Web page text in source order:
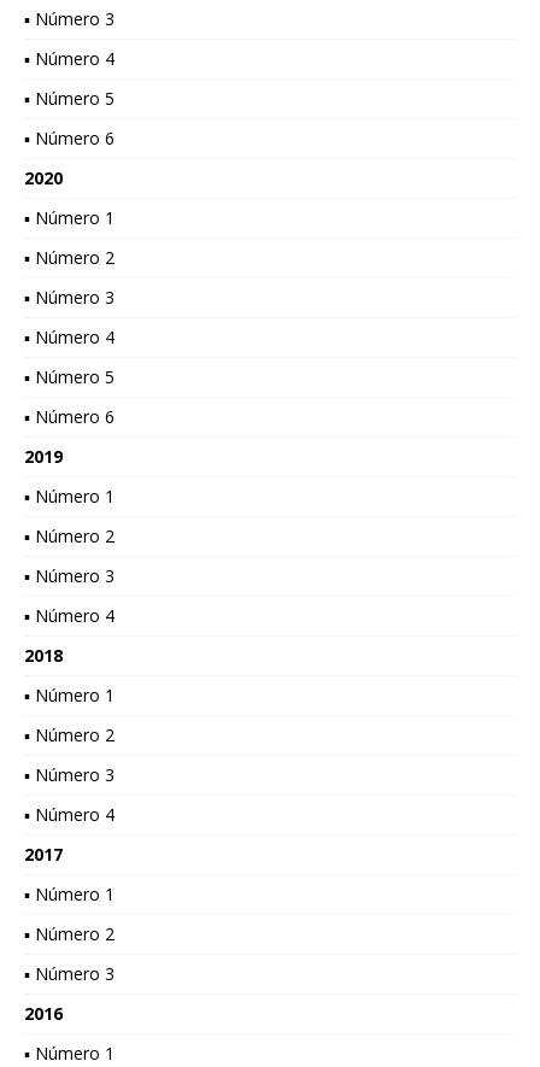
▪ Número 3
▪ Número 4
▪ Número 5
▪ Número 6
2020
▪ Número 1
▪ Número 2
▪ Número 3
▪ Número 4
▪ Número 5
▪ Número 6
2019
▪ Número 1
▪ Número 2
▪ Número 3
▪ Número 4
2018
▪ Número 1
▪ Número 2
▪ Número 3
▪ Número 4
2017
▪ Número 1
▪ Número 2
▪ Número 3
2016
▪ Número 1